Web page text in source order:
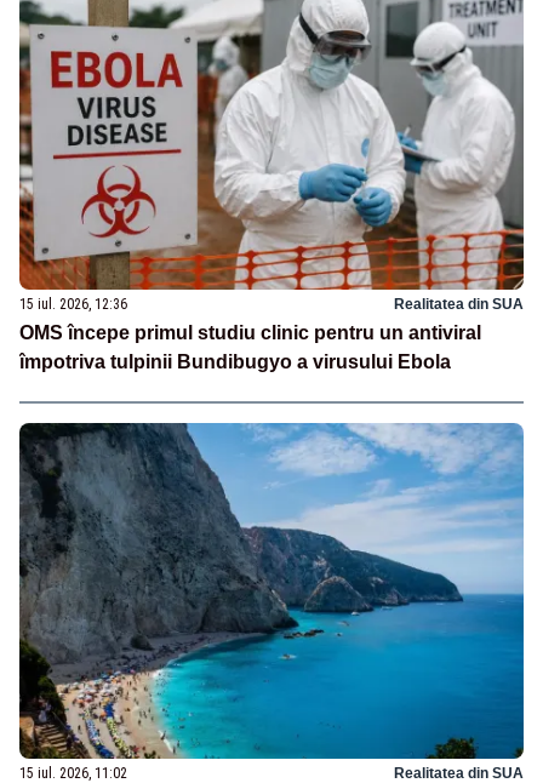
15 iul. 2026, 12:36 Realitatea din SUA
OMS începe primul studiu clinic pentru un antiviral
împotriva tulpinii Bundibugyo a virusului Ebola
15 iul. 2026, 11:02 Realitatea din SUA